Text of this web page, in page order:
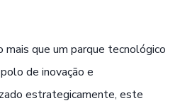
que um parque tecnológico
de inovação e
estrategicamente, este